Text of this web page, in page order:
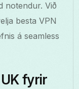
notendur. Við
besta VPN
á seamless
fyrir